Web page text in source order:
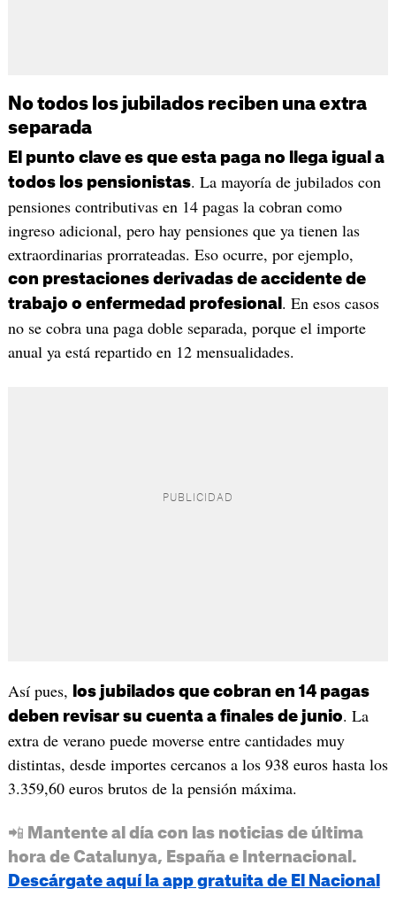
No todos los jubilados reciben una extra
separada
El punto clave es que esta paga no llega igual a
todos los pensionistas. La mayoría de jubilados con
pensiones contributivas en 14 pagas la cobran como
ingreso adicional, pero hay pensiones que ya tienen las
extraordinarias prorrateadas. Eso ocurre, por ejemplo,
con prestaciones derivadas de accidente de
trabajo o enfermedad profesional . En esos casos
no se cobra una paga doble separada, porque el importe
anual ya está repartido en 12 mensualidades.
Así pues,
los jubilados que cobran en 14 pagas
deben revisar su cuenta a finales de junio. La
extra de verano puede moverse entre cantidades muy
distintas, desde importes cercanos a los 938 euros hasta los
3.359,60 euros brutos de la pensión máxima.
📲 Mantente al día con las noticias de última
hora de Catalunya, España e Internacional.
Descárgate aquí la app gratuita de El Nacional